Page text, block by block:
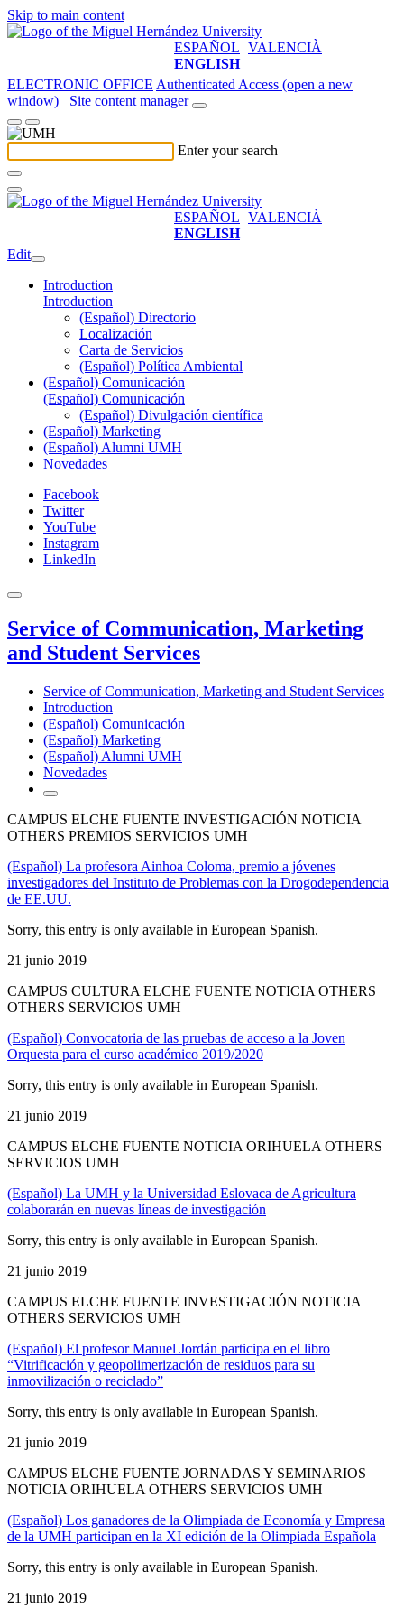
Skip to main content
ESPAÑOL VALENCIÀ
ENGLISH
ELECTRONIC OFFICE Authenticated Access (open a new
window)
Site content manager
Enter your search
ESPAÑOL VALENCIÀ
ENGLISH
Edit
Introduction
Introduction
(Español) Directorio
Localización
Carta de Servicios
(Español) Política Ambiental
(Español) Comunicación
(Español) Comunicación
(Español) Divulgación científica
(Español) Marketing
(Español) Alumni UMH
Novedades
Facebook
Twitter
YouTube
Instagram
LinkedIn
Service of Communication, Marketing
and Student Services
Service of Communication, Marketing and Student Services
Introduction
(Español) Comunicación
(Español) Marketing
(Español) Alumni UMH
Novedades
CAMPUS ELCHE FUENTE INVESTIGACIÓN NOTICIA
OTHERS PREMIOS SERVICIOS UMH
(Español) La profesora Ainhoa Coloma, premio a jóvenes
investigadores del Instituto de Problemas con la Drogodependencia
de EE.UU.
Sorry, this entry is only available in European Spanish.
21 junio 2019
CAMPUS CULTURA ELCHE FUENTE NOTICIA OTHERS
OTHERS SERVICIOS UMH
(Español) Convocatoria de las pruebas de acceso a la Joven
Orquesta para el curso académico 2019/2020
Sorry, this entry is only available in European Spanish.
21 junio 2019
CAMPUS ELCHE FUENTE NOTICIA ORIHUELA OTHERS
SERVICIOS UMH
(Español) La UMH y la Universidad Eslovaca de Agricultura
colaborarán en nuevas líneas de investigación
Sorry, this entry is only available in European Spanish.
21 junio 2019
CAMPUS ELCHE FUENTE INVESTIGACIÓN NOTICIA
OTHERS SERVICIOS UMH
(Español) El profesor Manuel Jordán participa en el libro
“Vitrificación y geopolimerización de residuos para su
inmovilización o reciclado”
Sorry, this entry is only available in European Spanish.
21 junio 2019
CAMPUS ELCHE FUENTE JORNADAS Y SEMINARIOS
NOTICIA ORIHUELA OTHERS SERVICIOS UMH
(Español) Los ganadores de la Olimpiada de Economía y Empresa
de la UMH participan en la XI edición de la Olimpiada Española
Sorry, this entry is only available in European Spanish.
21 junio 2019